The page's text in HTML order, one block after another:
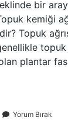
bir
kemiği
Topuk
plantar
Yorum Bırak